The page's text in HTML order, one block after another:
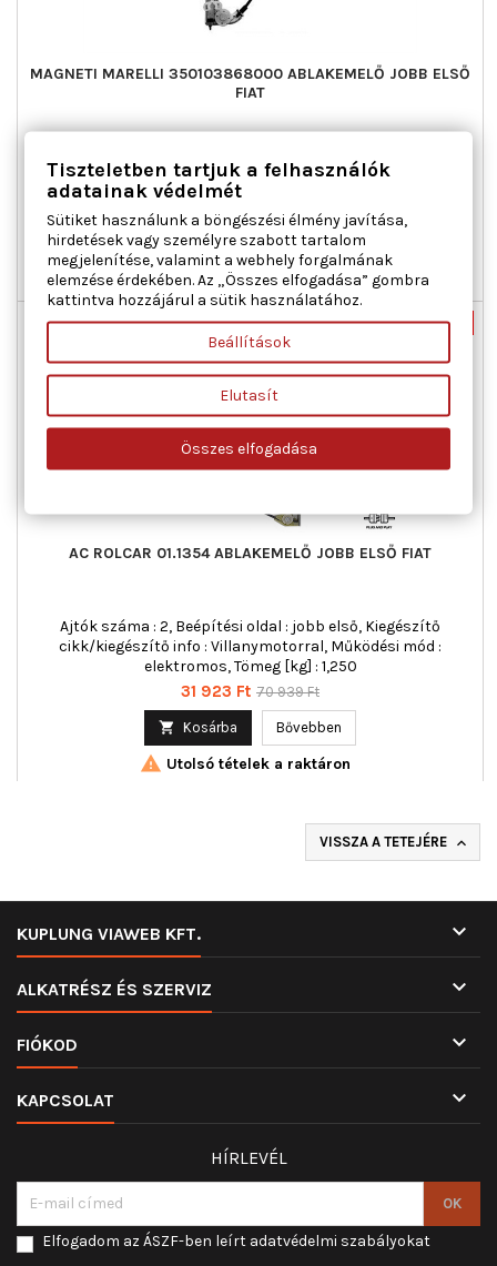
MAGNETI MARELLI 350103868000 ABLAKEMELŐ JOBB ELSŐ
FIAT
száma : 2, Kiegészítő cikk/kiegészítő info : Villanymotorral,
Működési mód : elektromos, Páros cikkszám : 350103867000
Ár52 867 Ft
Normál
ár
66 084 Ft
 Kosárba Bővebben
Utolsó tételek a raktáron
-55%
AC ROLCAR 01.1354 ABLAKEMELŐ JOBB ELSŐ FIAT
Ajtók száma : 2, Beépítési oldal : jobb első, Kiegészítő
cikk/kiegészítő info : Villanymotorral, Működési mód :
elektromos, Tömeg [kg] : 1,250
Ár
31 923 Ft Normál
70 939 Ft
 Kosárba Bővebben
 Utolsó tételek a raktáron
VISSZA A TETEJÉRE 
KUPLUNG VIAWEB KFT. 
ALKATRÉSZ ÉS SZERVIZ 
FIÓKOD 
KAPCSOLAT 
HÍRLEVÉL
Elfogadom az ÁSZF-ben leírt adatvédelmi szabályokat
Tiszteletben tartjuk a felhasználók
adatainak védelmét
Sütiket használunk a böngészési élmény javítása,
hirdetések vagy személyre szabott tartalom
megjelenítése, valamint a webhely forgalmának
elemzése érdekében. Az „Összes elfogadása” gombra
kattintva hozzájárul a sütik használatához.
Beállítások
Elutasít
Összes elfogadása